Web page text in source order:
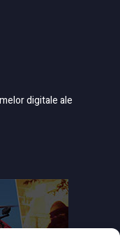
digitale ale